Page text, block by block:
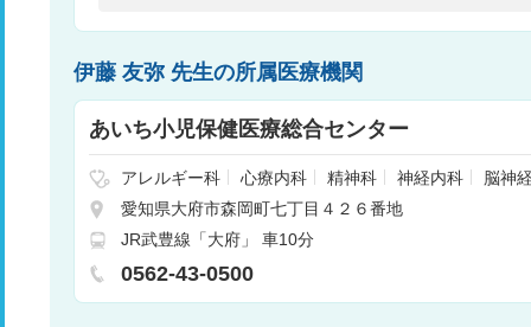
伊藤 友弥 先生の所属医療機関
あいち小児保健医療総合センター
アレルギー科 心療内科 精神科 神経内科
脳神
心臓血管外科
小児科 小児外科 整形外科
器科
産科 眼科 耳鼻咽喉科 放射線科
環器内科
感染免疫科（感染症科/予防診療科）
愛知県大府市森岡町七丁目４２６番地
JR武豊線「大府」 車10分
0562-43-0500